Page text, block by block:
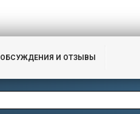
ОБСУЖДЕНИЯ И ОТЗЫВЫ